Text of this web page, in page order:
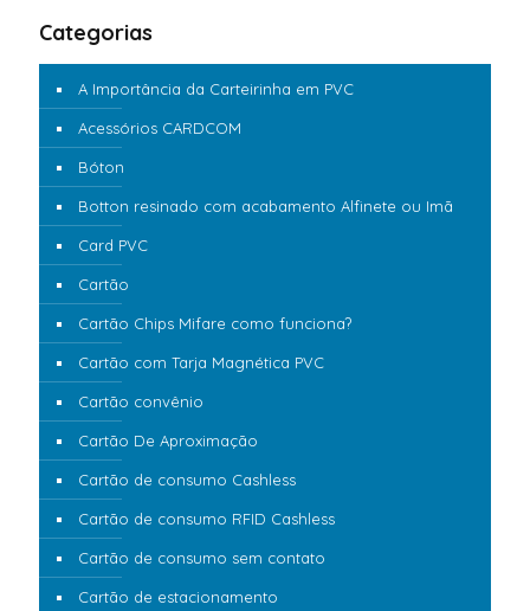
Categorias
A Importância da Carteirinha em PVC
Acessórios CARDCOM
Bóton
Botton resinado com acabamento Alfinete ou Imã
Card PVC
Cartão
Cartão Chips Mifare como funciona?
Cartão com Tarja Magnética PVC
Cartão convênio
Cartão De Aproximação
Cartão de consumo Cashless
Cartão de consumo RFID Cashless
Cartão de consumo sem contato
Cartão de estacionamento